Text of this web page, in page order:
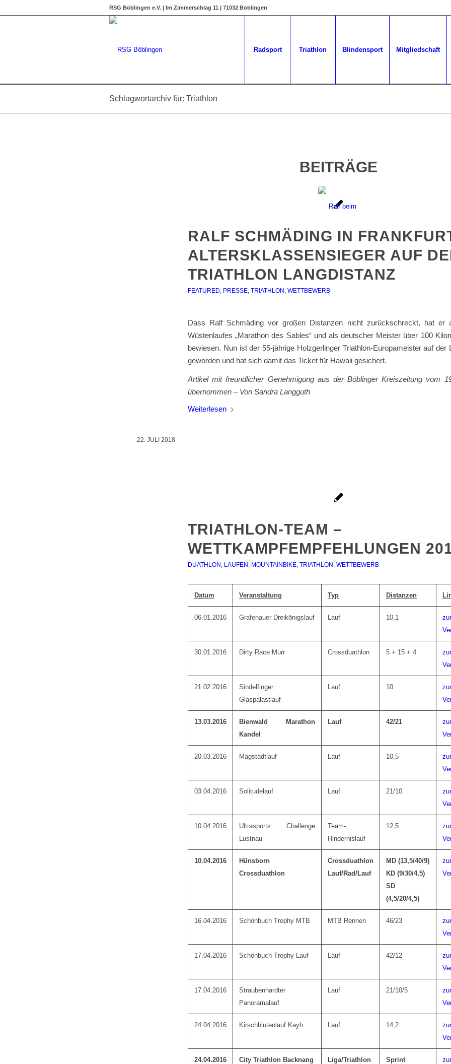
RSG Böblingen e.V. | Im Zimmerschlag 11 | 71032 Böblingen
Radsport Triathlon Blindensport Mitgliedschaft
Schlagwortarchiv für: Triathlon
BEITRÄGE
RALF SCHMÄDING IN
ALTERSKLASSENSIEGER AUF
TRIATHLON LANGDISTANZ
FEATURED, PRESSE, TRIATHLON , WETTBEWERB
Dass Ralf Schmäding vor großen Distanzen nicht zurückschreckt, hat er
Wüstenlaufes „Marathon des Sables“ und als deutscher Meister über 100
bewiesen. Nun ist der 55-jährige Holzgerlinger Triathlon-Europameister auf der
geworden und hat sich damit das Ticket für Hawaii gesichert.
Artikel mit freundlicher Genehmigung aus der Böblinger Kreiszeitung vom
übernommen – Von Sandra Langguth
Weiterlesen
22. JULI 2018
TRIATHLON-TEAM –
WETTKAMPFEMPFEHLUNGEN
DUATHLON, LAUFEN, MOUNTAINBIKE, TRIATHLON, WETTBEWERB
Datum Veranstaltung Typ Distanzen
06.01.2016 Grafenauer Dreikönigslauf Lauf 10,1
zur
30.01.2016 Dirty Race Murr Crossduathlon 5 + 15 + 4
zur
21.02.2016
Sindelfinger
Glaspalastlauf
Lauf 10
zur
13.03.2016
Bienwald Marathon
Kandel
Lauf 42/21
zur
20.03.2016 Magstadtlauf Lauf 10,5
zur
03.04.2016 Solitudelauf Lauf 21/10
zur
10.04.2016
Ultrasports Challenge
Lustnau
Team-
Hindernislauf
12,5
zur
10.04.2016
Hünsborn
Crossduathlon
Crossduathlon
Lauf/Rad/Lauf
MD (13,5/40/9)
KD (9/30/4,5)
SD
(4,5/20/4,5)
zur
16.04.2016 Schönbuch Trophy MTB MTB Rennen 46/23
zur
17.04.2016 Schönbuch Trophy Lauf Lauf 42/12
zur
17.04.2016
Straubenhardter
Panoramalauf
Lauf 21/10/5
zur
24.04.2016 Kirschblütenlauf Kayh Lauf 14,2
zur
24.04.2016 City Triathlon Backnang Liga/Triathlon Sprint
zur